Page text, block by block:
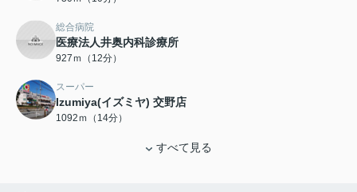
総合病院
医療法人井奥内科診療所
927ｍ（12分）
スーパー
Izumiya(イズミヤ) 交野店
1092ｍ（14分）
すべて見る